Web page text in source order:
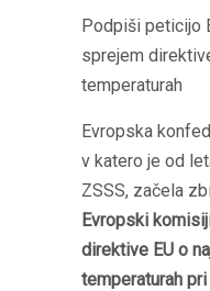
Podpiši peticijo
sprejem
temperaturah
Evropska
v katero je od
ZSSS, začela
Evropski
direktive EU o
temperaturah